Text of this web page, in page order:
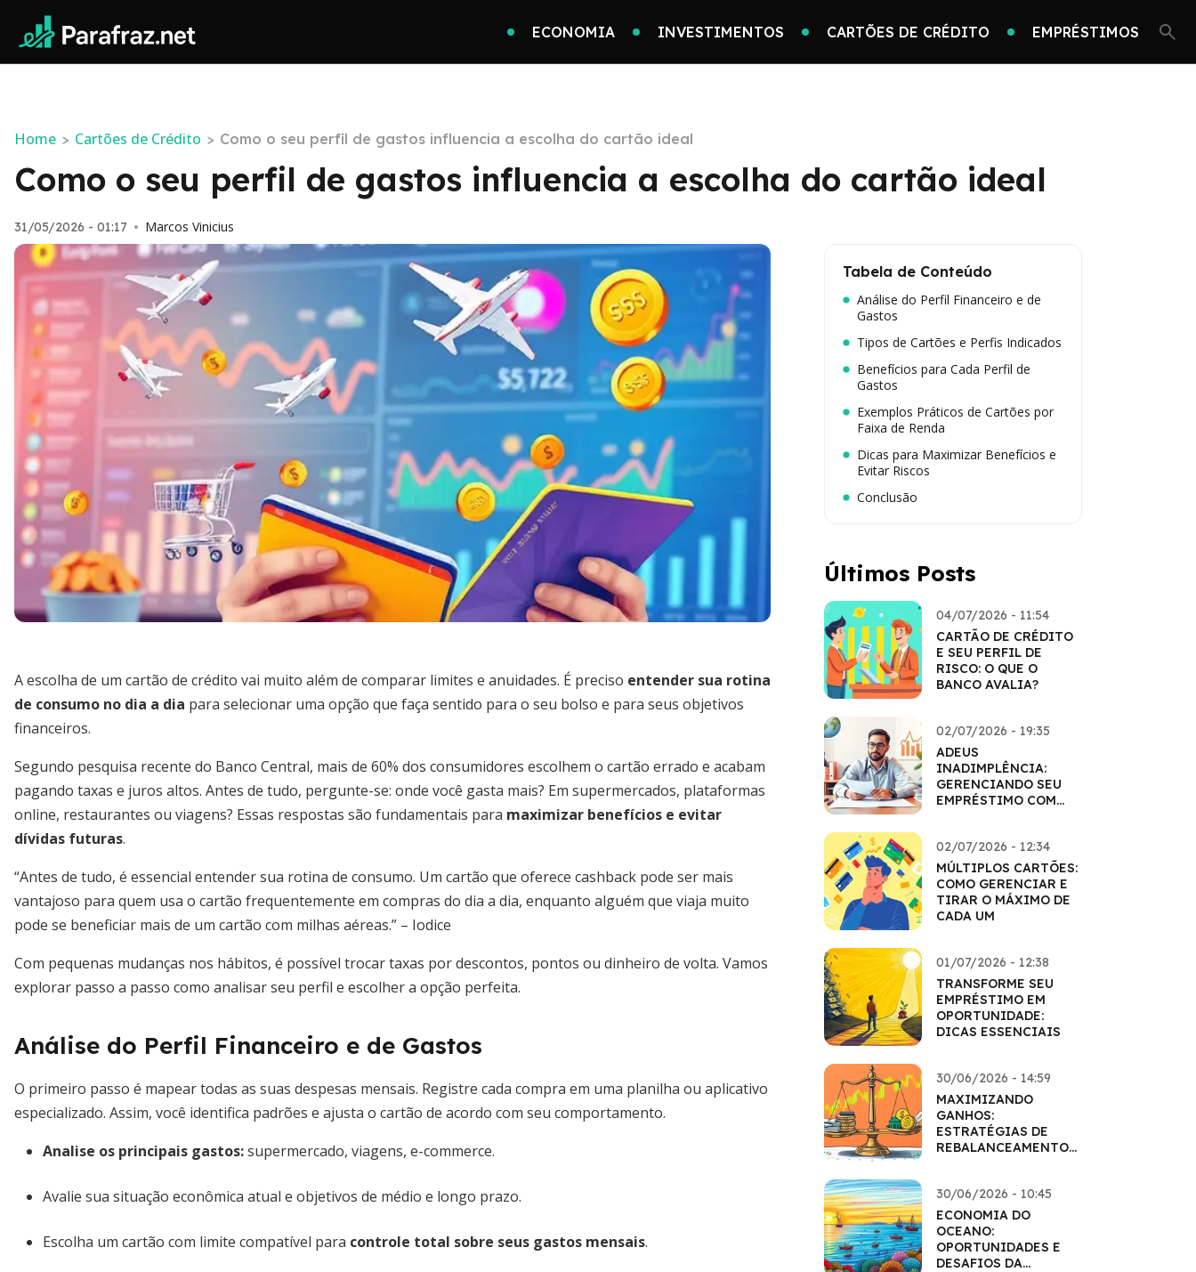
ECONOMIA INVESTIMENTOS CARTÕES DE CRÉDITO EMPRÉSTIMOS
Home > Cartões de Crédito > Como o seu perfil de gastos influencia a escolha do cartão ideal
Como o seu perfil de gastos influencia a escolha do cartão ideal
31/05/2026 - 01:17 • Marcos Vinicius
A escolha de um cartão de crédito vai muito além de comparar limites e anuidades. É preciso entender sua rotina
de consumo no dia a dia para selecionar uma opção que faça sentido para o seu bolso e para seus objetivos
financeiros.
Segundo pesquisa recente do Banco Central, mais de 60% dos consumidores escolhem o cartão errado e acabam
pagando taxas e juros altos. Antes de tudo, pergunte-se: onde você gasta mais? Em supermercados, plataformas
online, restaurantes ou viagens? Essas respostas são fundamentais para maximizar benefícios e evitar
dívidas futuras.
“Antes de tudo, é essencial entender sua rotina de consumo. Um cartão que oferece cashback pode ser mais
vantajoso para quem usa o cartão frequentemente em compras do dia a dia, enquanto alguém que viaja muito
pode se beneficiar mais de um cartão com milhas aéreas.” – Iodice
Com pequenas mudanças nos hábitos, é possível trocar taxas por descontos, pontos ou dinheiro de volta. Vamos
explorar passo a passo como analisar seu perfil e escolher a opção perfeita.
Análise do Perfil Financeiro e de Gastos
O primeiro passo é mapear todas as suas despesas mensais. Registre cada compra em uma planilha ou aplicativo
especializado. Assim, você identifica padrões e ajusta o cartão de acordo com seu comportamento.
Analise os principais gastos:supermercado, viagens, e-commerce.
Avalie sua situação econômica atual e objetivos de médio e longo prazo.
Escolha um cartão com limite compatível para controle total sobre seus gastos mensais.
Tabela de Conteúdo
Análise do Perfil Financeiro e de
Gastos
Tipos de Cartões e Perfis Indicados
Benefícios para Cada Perfil de
Gastos
Exemplos Práticos de Cartões por
Faixa de Renda
Dicas para Maximizar Benefícios e
Evitar Riscos
Conclusão
Últimos Posts
04/07/2026 - 11:54
CARTÃO DE CRÉDITO
E SEU PERFIL DE
RISCO: O QUE O
BANCO AVALIA?
02/07/2026 - 19:35
ADEUS
INADIMPLÊNCIA:
GERENCIANDO SEU
EMPRÉSTIMO COM
02/07/2026 - 12:34
MÚLTIPLOS CARTÕES:
COMO GERENCIAR E
TIRAR O MÁXIMO DE
CADA UM
01/07/2026 - 12:38
TRANSFORME SEU
EMPRÉSTIMO EM
OPORTUNIDADE:
DICAS ESSENCIAIS
30/06/2026 - 14:59
MAXIMIZANDO
GANHOS:
ESTRATÉGIAS DE
REBALANCEAMENTO
30/06/2026 - 10:45
ECONOMIA DO
OCEANO:
OPORTUNIDADES E
DESAFIOS DA